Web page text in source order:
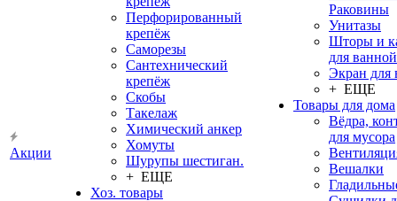
Акции
Перфорированный
крепёж
Саморезы
Сантехнический
крепёж
Скобы
Такелаж
Химический анкер
Хомуты
Шурупы шестиган.
+ ЕЩЕ
Хоз. товары
Раковины
Унитазы
Шторы и
для ванной
Экран для
+ ЕЩЕ
Товары для дома
Вёдра,
для мусора
Вешалки